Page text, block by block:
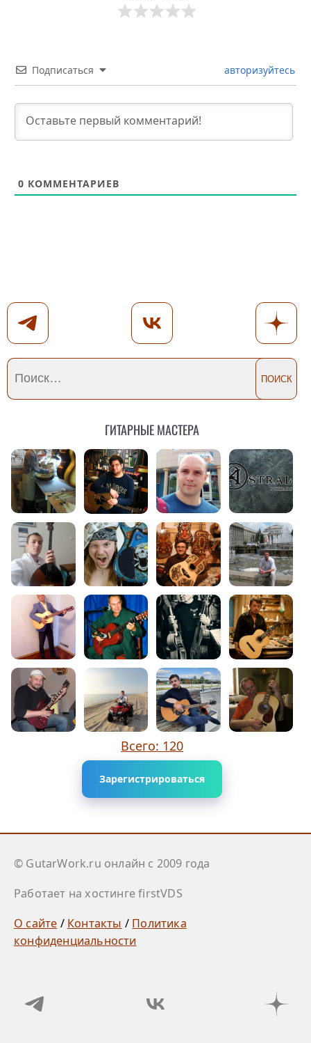
Подписаться авторизуйтесь
0 КОММЕНТАРИЕВ
Гитарные мастера
Всего: 120
Зарегистрироваться
© GutarWork.ru онлайн c 2009 года
Работает на хостинге firstVDS
О сайте / Контакты / Политика
конфиденциальности